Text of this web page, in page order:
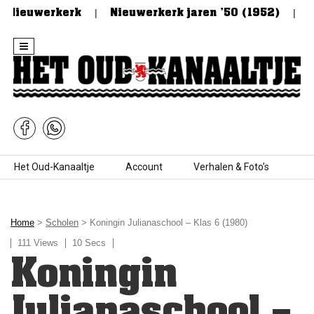
Nieuwerkerk jaren ’50 (1952)
Skip to content
Het Oud-Kanaaltje Account Verhalen & Foto’s
Home > Scholen > Koningin Julianaschool – Klas 6 (1980)
111 Views
10 Secs
Koningin